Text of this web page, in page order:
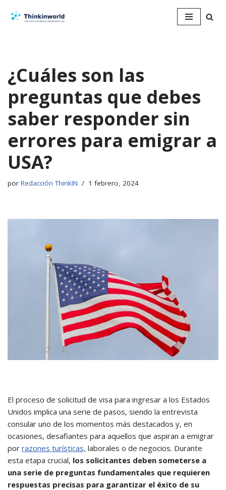
¿Cuáles son las
preguntas que debes
saber responder sin
errores para emigrar a
USA?
por Redacción ThinkIN 1 febrero, 2024
El proceso de solicitud de visa para ingresar a los Estados
Unidos implica una serie de pasos, siendo la entrevista
consular uno de los momentos más destacados y, en
ocasiones, desafiantes para aquellos que aspiran a emigrar
por razones turísticas, laborales o de negocios. Durante
esta etapa crucial, los solicitantes deben someterse a
una serie de preguntas fundamentales que requieren
respuestas precisas para garantizar el éxito de su